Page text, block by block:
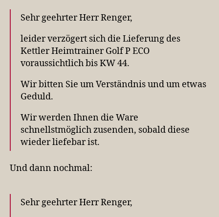
Sehr geehrter Herr Renger,
leider verzögert sich die Lieferung des
Kettler Heimtrainer Golf P ECO
voraussichtlich bis KW 44.
Wir bitten Sie um Verständnis und um etwas
Geduld.
Wir werden Ihnen die Ware
schnellstmöglich zusenden, sobald diese
wieder liefebar ist.
Und dann nochmal:
Sehr geehrter Herr Renger,